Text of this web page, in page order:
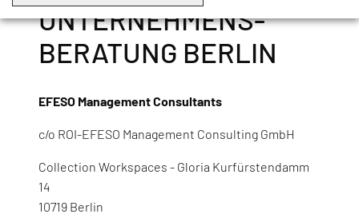
UNTERNEHMENS­
BERATUNG BERLIN
EFESO Management Consultants
c/o ROI-EFESO Management Consulting GmbH
Collection Workspaces - Gloria Kurfürstendamm
14
10719 Berlin